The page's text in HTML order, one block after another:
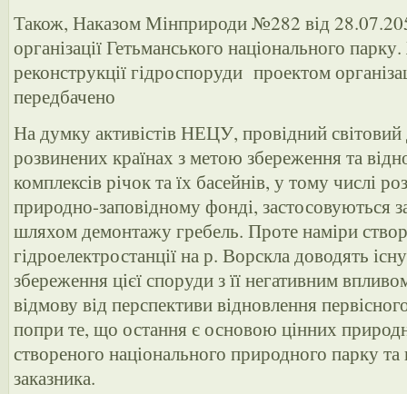
Також, Наказом Мінприроди №282 від
організації Гетьманського національного
реконструкції гідроспоруди проектом
передбачено
На думку активістів НЕЦУ, провідний
розвинених країнах з метою збереження та
комплексів річок та їх басейнів, у тому числі
природно-заповідному фонді, застосовуються
шляхом демонтажу гребель. Проте наміри
гідроелектростанції на р. Ворскла доводять
збереження цієї споруди з її негативним
відмову від перспективи відновлення
попри те, що остання є основою цінних
створеного національного природного парку та
заказника.